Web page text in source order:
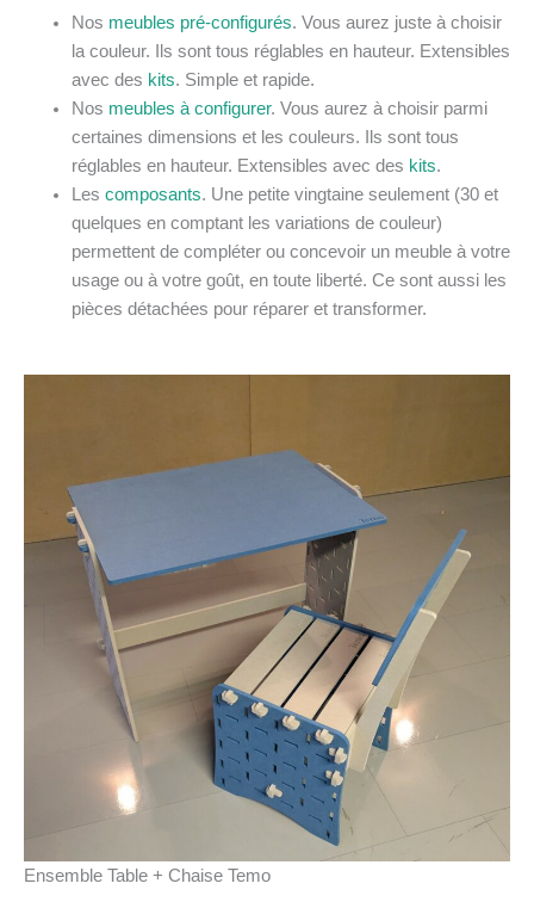
Nos meubles pré-configurés. Vous aurez juste à choisir
la couleur. Ils sont tous réglables en hauteur. Extensibles
avec des kits. Simple et rapide.
Nos meubles à configurer. Vous aurez à choisir parmi
certaines dimensions et les couleurs. Ils sont tous
réglables en hauteur. Extensibles avec des kits.
Les composants. Une petite vingtaine seulement (30 et
quelques en comptant les variations de couleur)
permettent de compléter ou concevoir un meuble à votre
usage ou à votre goût, en toute liberté. Ce sont aussi les
pièces détachées pour réparer et transformer.
Ensemble Table + Chaise Temo